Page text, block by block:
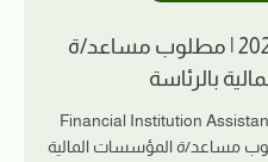
وظائف بنك الخرطوم 2026 | مطلوب مساعد/ة
بالرئاسة
الخرطوم 2026 | مطلوب مساعد/ة المؤسسات المالية